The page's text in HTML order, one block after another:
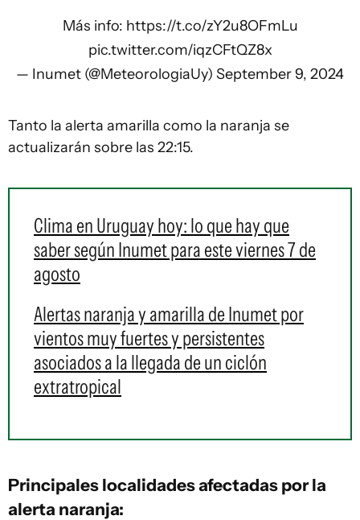
Más info: https://t.co/zY2u8OFmLu
pic.twitter.com/iqzCFtQZ8x
— Inumet (@MeteorologiaUy) September 9, 2024
Tanto la alerta amarilla como la naranja se
actualizarán sobre las 22:15.
Clima en Uruguay hoy: lo que hay que
saber según Inumet para este viernes 7 de
agosto
Alertas naranja y amarilla de Inumet por
vientos muy fuertes y persistentes
asociados a la llegada de un ciclón
extratropical
Principales localidades afectadas por la
alerta naranja: